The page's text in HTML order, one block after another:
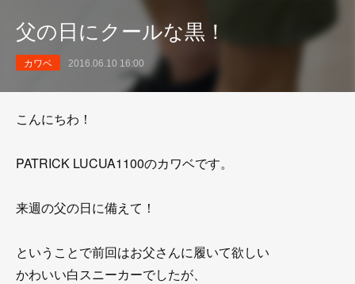
父の日にクールな黒！
カワベ 2016.06.10 16:00
こんにちわ！
PATRICK LUCUA1100のカワベです。
来週の父の日に備えて！
ということで前回はお父さんに履いて欲しい
かわいい白スニーカーでしたが、